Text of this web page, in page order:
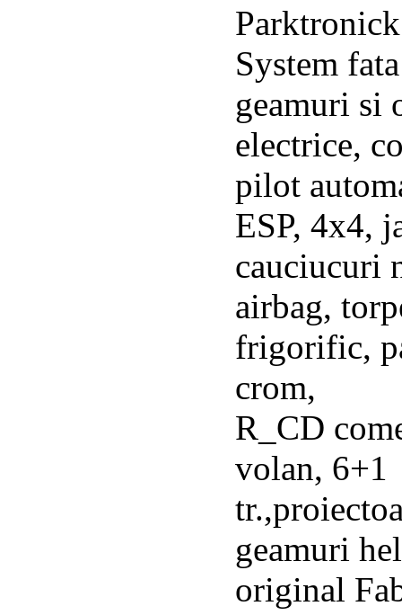
Parktronick
System
geamuri si
electrice,
pilot
ESP, 4x4,
cauciucuri
airbag,
frigorific,
crom,
R_CD
volan, 6+1
geamuri
original